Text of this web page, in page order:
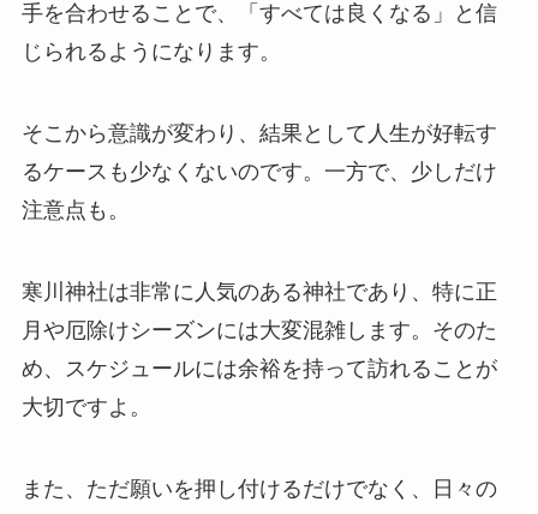
手を合わせることで、「すべては良くなる」と信
じられるようになります。
そこから意識が変わり、結果として人生が好転す
るケースも少なくないのです。一方で、少しだけ
注意点も。
寒川神社は非常に人気のある神社であり、特に正
月や厄除けシーズンには大変混雑します。そのた
め、スケジュールには余裕を持って訪れることが
大切ですよ。
また、ただ願いを押し付けるだけでなく、日々の